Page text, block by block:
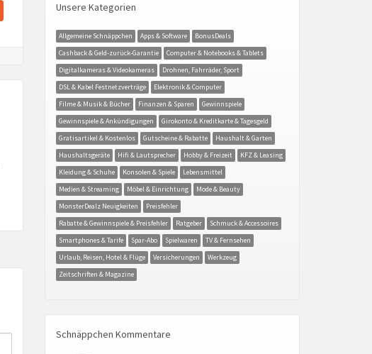
Unsere Kategorien
Allgemeine Schnäppchen Apps & Software
BonusDeals
Cashback & Geld-zurück-Garantie
Computer & Notebooks & Tablets
Digitalkameras & Videokameras
Drohnen, Fahrräder, Sport
DSL & Kabel Festnetzverträge
Elektronik & Computer
Filme & Musik & Bücher
Finanzen & Sparen
Gewinnspiele
Gewinnspiele & Ankündigungen
Girokonto & Kreditkarte & Tagesgeld
Gratisartikel & Kostenlos
Gutscheine & Rabatte
Haushalt & Garten
Haushaltsgeräte
Hifi & Lautsprecher Hobby & Freizeit
KFZ & Leasing
Kleidung & Schuhe
Konsolen & Spiele
Lebensmittel
Medien & Streaming
Möbel & Einrichtung
Mode & Beauty
MonsterDealz Neuigkeiten
Preisfehler
Rabatte & Gewinnspiele & Preisfehler
Ratgeber
Schmuck & Accessoires
Smartphones & Tarife
Spar-Abo Spielwaren
TV & Fernsehen
Urlaub, Reisen, Hotel & Flüge
Versicherungen
Werkzeug
Zeitschriften & Magazine
Schnäppchen Kommentare